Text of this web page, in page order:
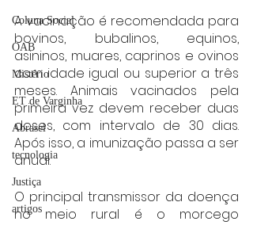
Coluna Social
OAB
Mistério
ET de Varginha
Abrasel
tecnologia
Justiça
artigos
A vacinação é recomendada para
bovinos, bubalinos, equinos,
asininos, muares, caprinos e ovinos
com idade igual ou superior a três
meses. Animais vacinados pela
primeira vez devem receber duas
doses, com intervalo de 30 dias.
Após isso, a imunização passa a ser
anual.
O principal transmissor da doença
no meio rural é o morcego